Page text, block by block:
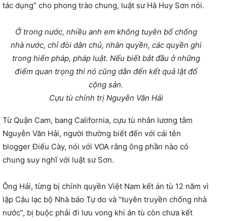
tác dụng” cho phong trào chung, luật sư Hà Huy Sơn nói.
Ở trong nước, nhiều anh em không tuyên bố chống
nhà nước, chỉ đòi dân chủ, nhân quyền, các quyền ghi
trong hiến pháp, pháp luật. Nếu biết bắt đầu ở những
điểm quan trọng thì nó cũng dẫn đến kết quả lật đổ
cộng sản.
Cựu tù chính trị Nguyễn Văn Hải
Từ Quận Cam, bang California, cựu tù nhân lương tâm
Nguyễn Văn Hải, người thường biết đến với cái tên
blogger Điếu Cày, nói với VOA rằng ông phần nào có
chung suy nghĩ với luật sư Sơn.
Ông Hải, từng bị chính quyền Việt Nam kết án tù 12 năm vì
lập Câu lạc bộ Nhà báo Tự do và “tuyên truyền chống nhà
nước”, bị buộc phải đi lưu vong khi án tù còn chưa kết